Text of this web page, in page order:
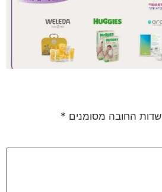
שדות החובה מסומנים *